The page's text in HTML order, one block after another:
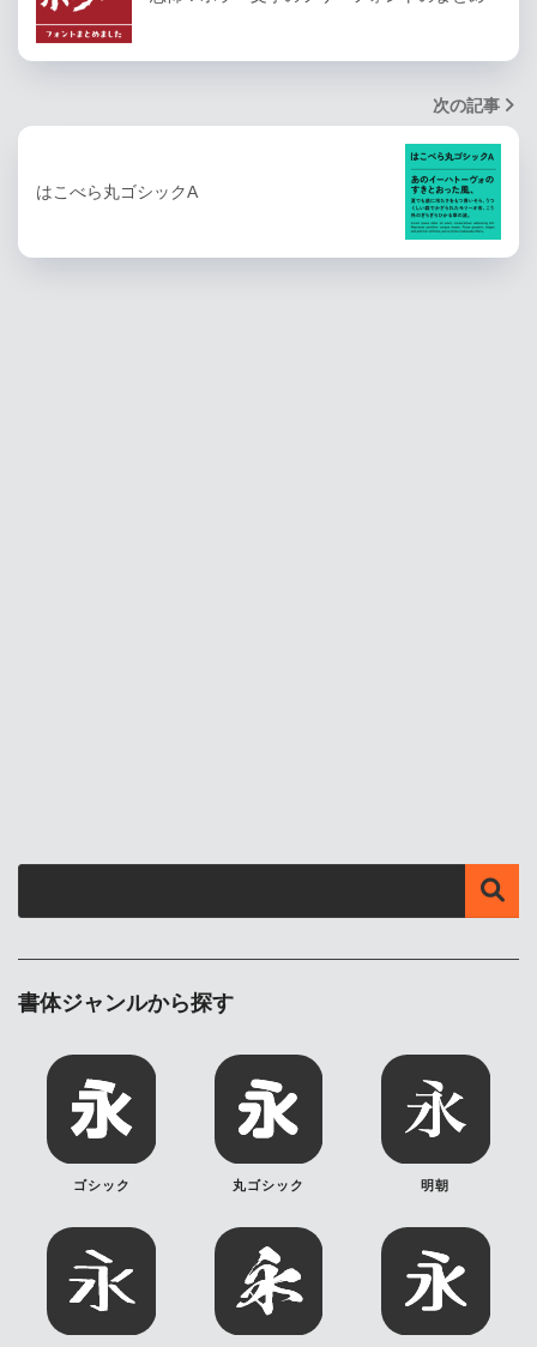
次の記事
はこべら丸ゴシックA
書体ジャンルから探す
ゴシック 丸ゴシック 明朝